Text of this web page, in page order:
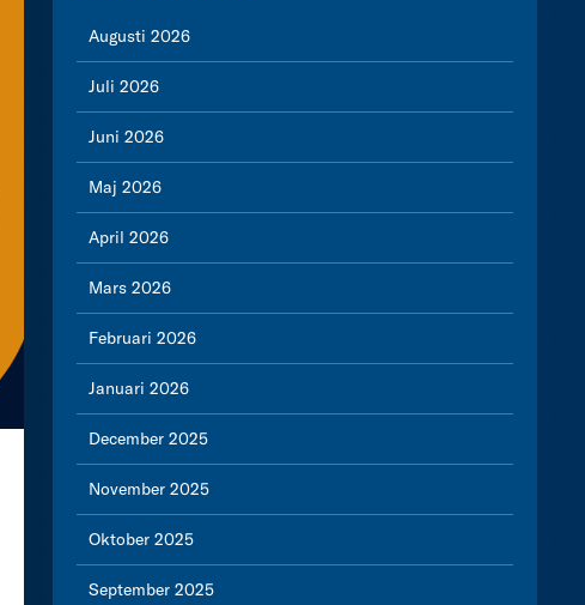
Augusti 2026
Juli 2026
Juni 2026
Maj 2026
April 2026
Mars 2026
Februari 2026
Januari 2026
December 2025
November 2025
Oktober 2025
September 2025